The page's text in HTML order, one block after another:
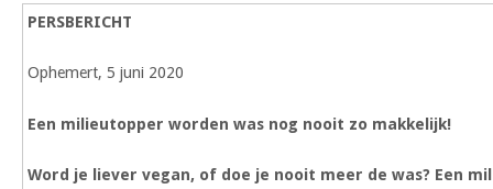
PERSBERICHT
Ophemert, 5 juni 2020
Een milieutopper worden was nog nooit zo makkelijk!
Word je liever vegan, of doe je nooit meer de was? Een